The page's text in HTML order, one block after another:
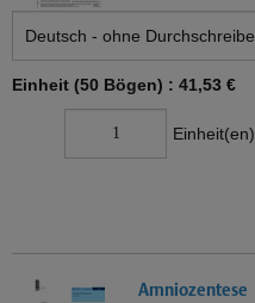
Einheit (50 Bögen) : 41,53 €
Einheit(en)
Amniozentese